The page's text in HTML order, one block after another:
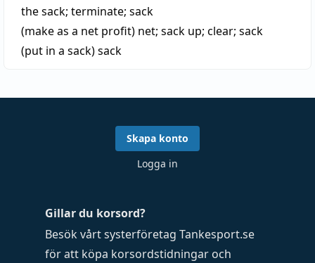
the sack; terminate; sack
(make as a net profit) net; sack up; clear; sack
(put in a sack)sack
Gillar du korsord?
Besök vårt systerföretag Tankesport.se
för att köpa korsordstidningar och
Skapa konto
Logga in